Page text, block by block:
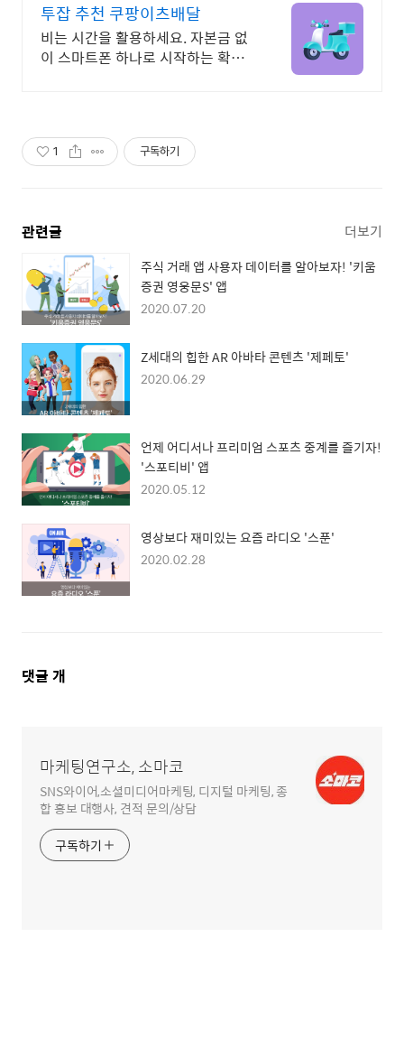
투잡 추천 쿠팡이츠배달
비는 시간을 활용하세요. 자본금 없
이 스마트폰 하나로 시작하는 확실
1 구독하기
관련글 더보기
주식 거래 앱 사용자 데이터를 알아보자! '키움
증권 영웅문S' 앱
2020.07.20
Z세대의 힙한 AR 아바타 콘텐츠 '제페토'
2020.06.29
언제 어디서나 프리미엄 스포츠 중계를 즐기자!
'스포티비' 앱
2020.05.12
영상보다 재미있는 요즘 라디오 '스푼'
2020.02.28
댓
댓글 개
마케팅연구소, 소마코
SNS와이어,소셜미디어마케팅, 디지털 마케팅, 종
합 홍보 대행사, 견적 문의/상담
구독하기